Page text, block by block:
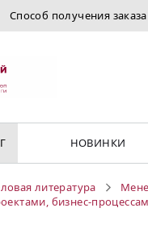
Способ получения
НОВИНКИ
литература
бизнес-